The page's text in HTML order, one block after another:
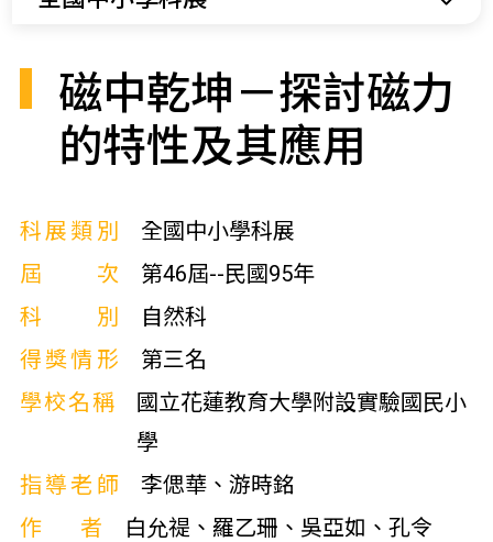
磁中乾坤－探討磁力
的特性及其應用
科展類別
全國中小學科展
屆次
第46屆--民國95年
科別
自然科
得獎情形
第三名
學校名稱
國立花蓮教育大學附設實驗國民小
學
指導老師
李偲華、游時銘
作者
白允禔、羅乙珊、吳亞如、孔令